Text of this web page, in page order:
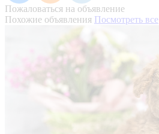
Пожаловаться на объявление
Похожие объявления Посмотреть все